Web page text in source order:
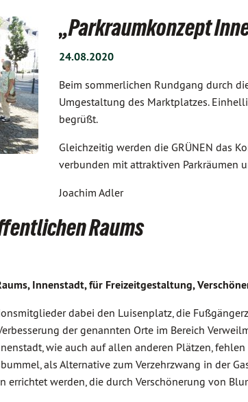
„Parkraumkonzept
24.08.2020
Beim sommerlichen Rundgang durch
Umgestaltung des Marktplatzes.
begrüßt.
Gleichzeitig werden die GRÜNEN das
verbunden mit attraktiven Parkräumen
Joachim Adler
Raums
Innenstadt, für Freizeitgestaltung,
dabei den Luisenplatz, die
der genannten Orte im Bereich
wie auch auf allen anderen Plätzen,
als Alternative zum Verzehrzwang in der
errichtet werden, die durch Verschönerung von